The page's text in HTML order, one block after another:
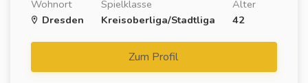
Wohnort
Dresden
Spielklasse
Kreisoberliga/Stadtliga
Alter
42
Zum Profil